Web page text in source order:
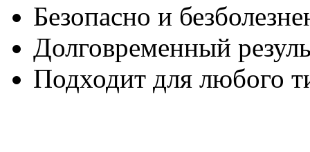
Безопасно и
Долговременный
Подходит для любого